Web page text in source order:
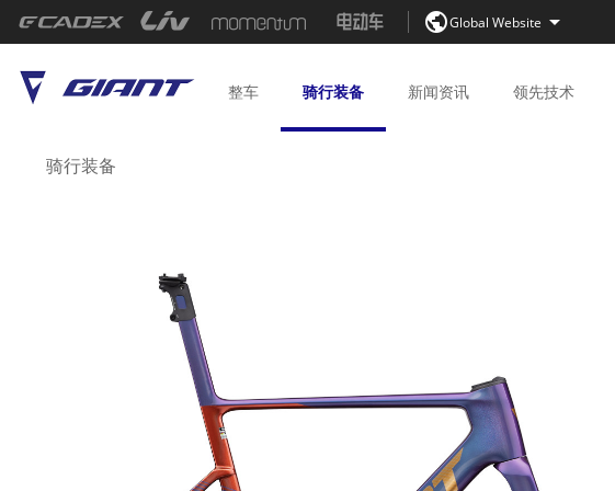
Global Website 
整车 骑行装备 新闻资讯 领先技术
骑行装备